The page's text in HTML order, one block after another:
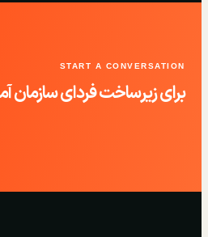
START A CONVERSATION
برای زیرساخت فردای سازمان